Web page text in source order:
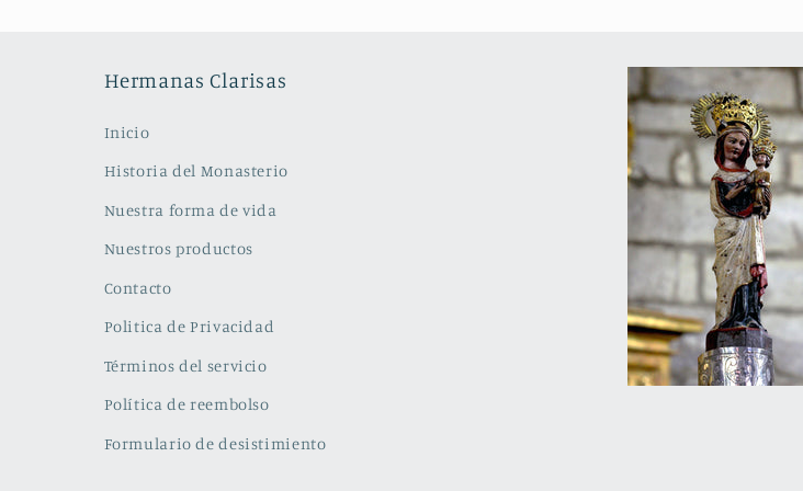
Hermanas Clarisas
Inicio
Historia del Monasterio
Nuestra forma de vida
Nuestros productos
Contacto
Politica de Privacidad
Términos del servicio
Política de reembolso
Formulario de desistimiento